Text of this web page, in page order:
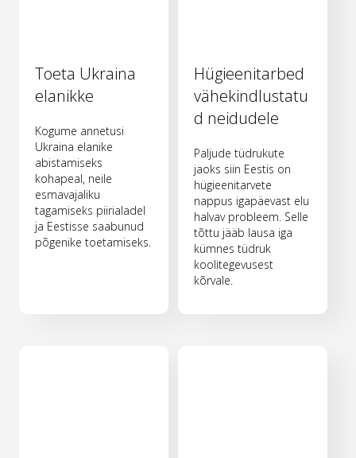
Toeta Ukraina
elanikke
Kogume annetusi
Ukraina elanike
abistamiseks
kohapeal, neile
esmavajaliku
tagamiseks piirialadel
ja Eestisse saabunud
põgenike toetamiseks.
Hügieenitarbed
vähekindlustatu
d neidudele
Paljude tüdrukute
jaoks siin Eestis on
hügieenitarvete
nappus igapäevast elu
halvav probleem. Selle
tõttu jääb lausa iga
kümnes tüdruk
koolitegevusest
kõrvale.